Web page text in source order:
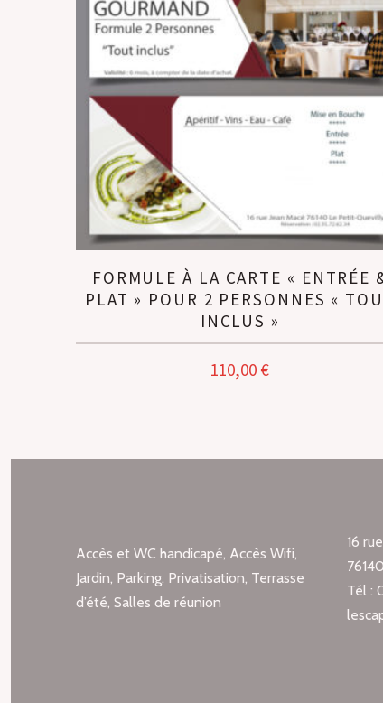
FORMULE À LA CARTE « ENTRÉE
PLAT » POUR 2 PERSONNES «
INCLUS »
110,00 €
Accès et WC handicapé, Accès Wifi,
Jardin, Parking, Privatisation, Terrasse
d’été, Salles de réunion
16
Tél :